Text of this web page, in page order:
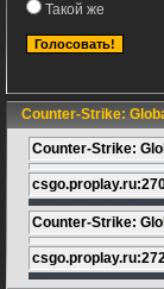
Такой же
Counter-Strike:
Counter-Strike:
Counter-Strike: